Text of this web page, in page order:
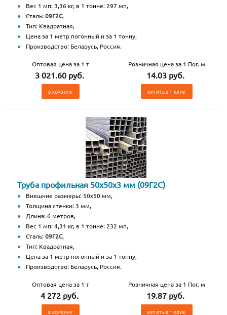
Вес 1 мп: 3,36 кг, в 1 тонне: 297 мп,
Сталь:09Г2С,
Тип: Квадратная,
Цена за 1 метр погонный и за 1 тонну,
Производство: Беларусь, Россия.
Оптовая цена за 1 т
3 021.60 руб.
В КОРЗИНУ
Розничная цена за 1 Пог. м
14.03 руб.
КУПИТЬ В 1 КЛИК
Труба профильная 50х50х3 мм (09Г2С)
Внешние размеры: 50х50 мм,
Толщина стенки: 3 мм,
Длина: 6 метров,
Вес 1 мп: 4,31 кг, в 1 тонне: 232 мп,
Сталь:09Г2С,
Тип: Квадратная,
Цена за 1 метр погонный и за 1 тонну,
Производство: Беларусь, Россия.
Оптовая цена за 1 т
4 272 руб.
В КОРЗИНУ
Розничная цена за 1 Пог. м
19.87 руб.
КУПИТЬ В 1 КЛИК